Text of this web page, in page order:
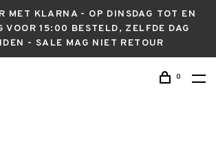
MET KLARNA - OP DINSDAG TOT EN
VOOR 15:00 BESTELD, ZELFDE DAG
- SALE MAG NIET RETOUR
0